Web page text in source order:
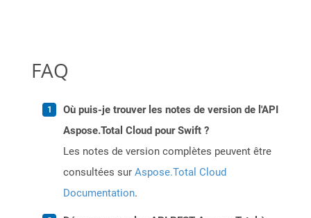
FAQ
Où puis-je trouver les notes de version de l'API
Aspose.Total Cloud pour Swift ?
Les notes de version complètes peuvent être
consultées sur Aspose.Total Cloud
Documentation.